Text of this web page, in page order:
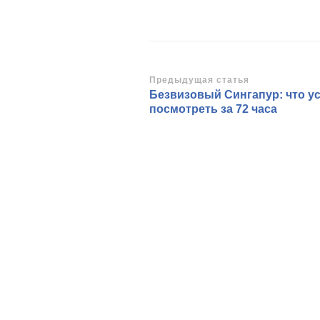
Навигация
по
Предыдущая статья
Безвизовый Сингапур: что
посмотреть за 72 часа